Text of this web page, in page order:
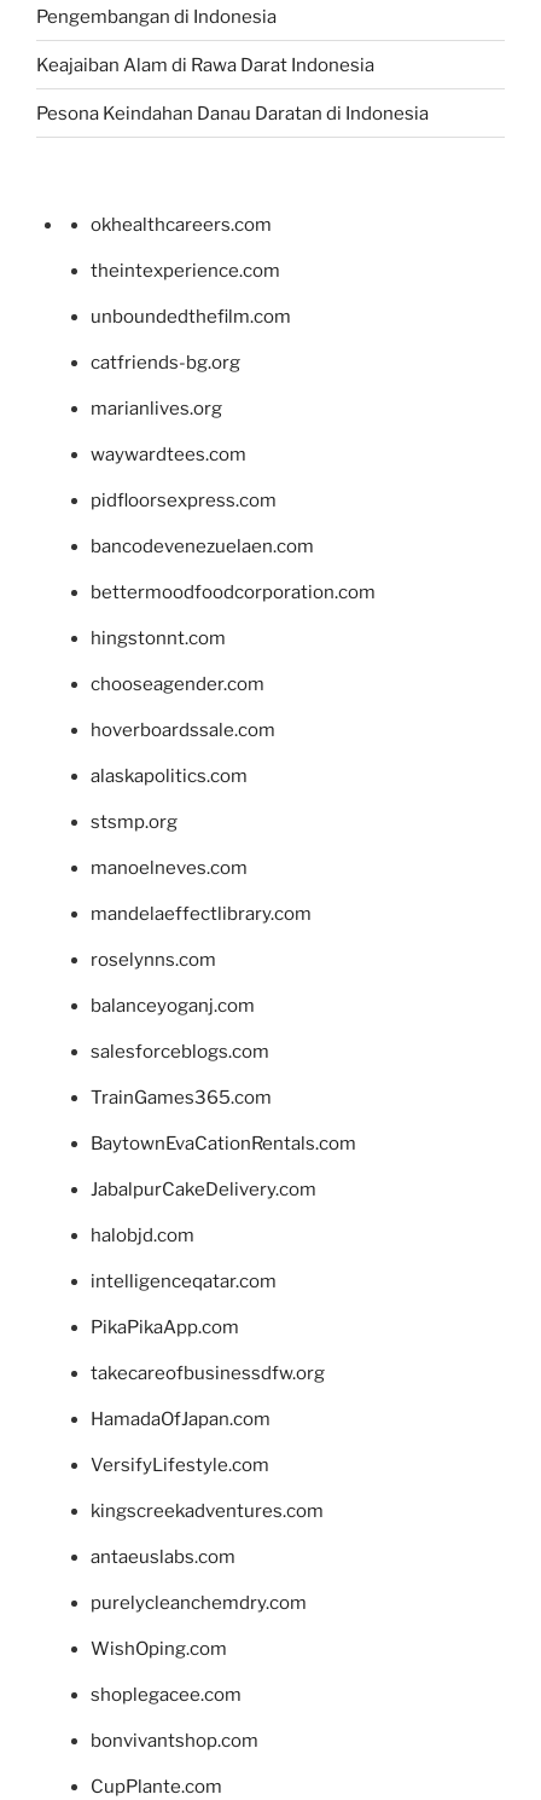
Pengembangan di Indonesia
Keajaiban Alam di Rawa Darat Indonesia
Pesona Keindahan Danau Daratan di Indonesia
okhealthcareers.com
theintexperience.com
unboundedthefilm.com
catfriends-bg.org
marianlives.org
waywardtees.com
pidfloorsexpress.com
bancodevenezuelaen.com
bettermoodfoodcorporation.com
hingstonnt.com
chooseagender.com
hoverboardssale.com
alaskapolitics.com
stsmp.org
manoelneves.com
mandelaeffectlibrary.com
roselynns.com
balanceyoganj.com
salesforceblogs.com
TrainGames365.com
BaytownEvaCationRentals.com
JabalpurCakeDelivery.com
halobjd.com
intelligenceqatar.com
PikaPikaApp.com
takecareofbusinessdfw.org
HamadaOfJapan.com
VersifyLifestyle.com
kingscreekadventures.com
antaeuslabs.com
purelycleanchemdry.com
WishOping.com
shoplegacee.com
bonvivantshop.com
CupPlante.com